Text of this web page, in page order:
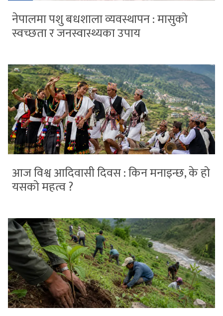
नेपालमा पशु बधशाला व्यवस्थापन : मासुको
स्वच्छता र जनस्वास्थ्यका उपाय
आज विश्व आदिवासी दिवस : किन मनाइन्छ, के हो
यसको महत्व ?